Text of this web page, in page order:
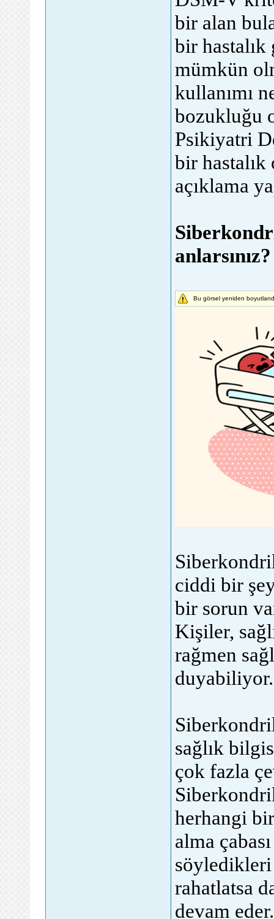
bir alan
bir
mümkün
kullanımı
bozukluğu
Psikiyatri
bir hastalık
açıklama
Bu görsel yeniden
ciddi bir
bir sorun
Kişiler,
rağmen
duyabiliyor.
sağlık
çok fazla
herhangi
alma
rahatlatsa
devam